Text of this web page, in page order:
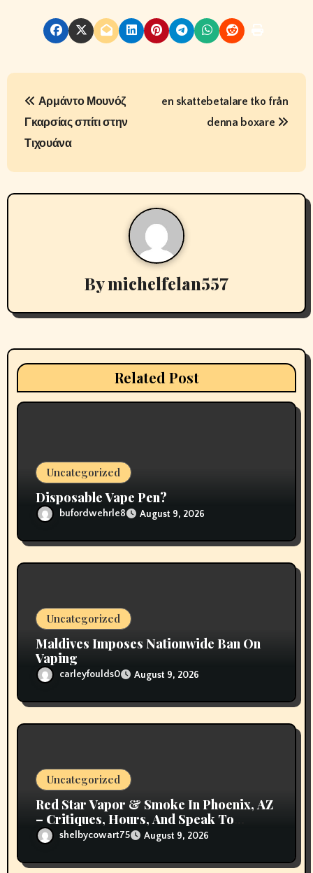
P
t
n
g
a
Αρμάντο Μουνόζ
Γκαρσίας σπίτι στην
Τιχουάνα
en skattebetalare tko från
denna boxare
Bymichelfelan557
Related Post
Uncategorized
Disposable Vape Pen?
bufordwehrle8 August 9, 2026
Uncategorized
Maldives Imposes Nationwide Ban On
Vaping
carleyfoulds0 August 9, 2026
Uncategorized
Red Star Vapor & Smoke In Phoenix, AZ
– Critiques, Hours, And Speak To
Detailsshelbycowart75 August 9, 2026